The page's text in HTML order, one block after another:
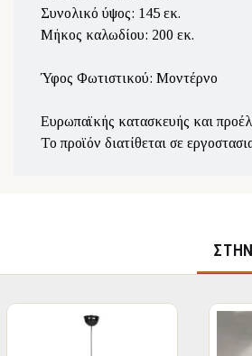
Συνολικό ύψος: 145 εκ.
Μήκος καλωδίου: 200 εκ.
Ύφος Φωτιστικού: Μοντέρνο
Ευρωπαϊκής κατασκευής και
Το προϊόν διατίθεται σε